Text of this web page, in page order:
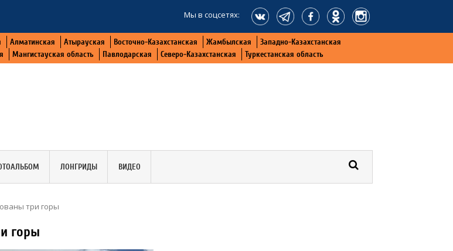
Мы в соцсетях:
Алматинская Атырауская Восточно-Казахстанская Жамбылская
Западно-Казахстанская
Мангистауская область Павлодарская Северо-Казахстанская Туркестанская область
ЛОНГРИДЫ ВИДЕО
три горы
горы